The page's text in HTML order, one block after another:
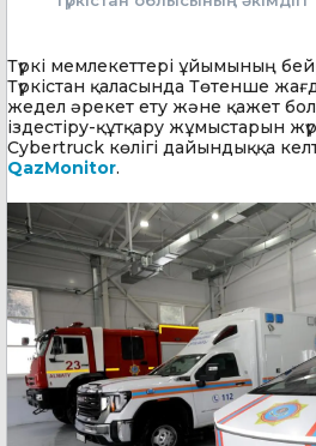
Түркі мемлекеттері ұйымының
Түркістан қаласында Төтенше
жедел әрекет ету және қажет
іздестіру-құтқару жұмыстарын
Cybertruck көлігі дайындыққа
QazMonitor.